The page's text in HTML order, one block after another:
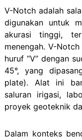
V-Notch adalah
digunakan untuk
akurasi tinggi,
menengah. V-
huruf “V” dengan
45°, yang
plate). Alat ini
saluran irigasi,
proyek geoteknik
Dalam konteks